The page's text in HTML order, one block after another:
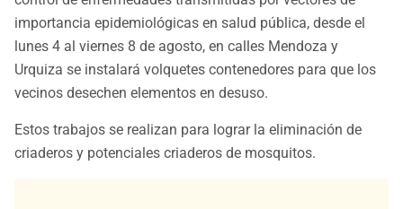
importancia epidemiológicas en salud pública, desde el
lunes 4 al viernes 8 de agosto, en calles Mendoza y
Urquiza se instalará volquetes contenedores para que los
vecinos desechen elementos en desuso.
Estos trabajos se realizan para lograr la eliminación de
criaderos y potenciales criaderos de mosquitos.